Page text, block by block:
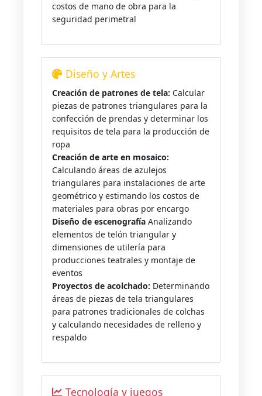
costos de mano de obra para la
seguridad perimetral
Diseño y Artes
Creación de patrones de tela: Calcular
piezas de patrones triangulares para la
confección de prendas y determinar los
requisitos de tela para la producción de
ropa
Creación de arte en mosaico:
Calculando áreas de azulejos
triangulares para instalaciones de arte
geométrico y estimando los costos de
materiales para obras por encargo
Diseño de escenografíaAnalizando
elementos de telón triangular y
dimensiones de utilería para
producciones teatrales y montaje de
eventos
Proyectos de acolchado: Determinando
áreas de piezas de tela triangulares
para patrones tradicionales de colchas
y calculando necesidades de relleno y
respaldo
Tecnología y juegos